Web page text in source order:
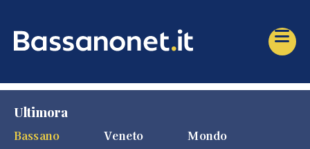
Ultimora
Bassano
Veneto Mondo